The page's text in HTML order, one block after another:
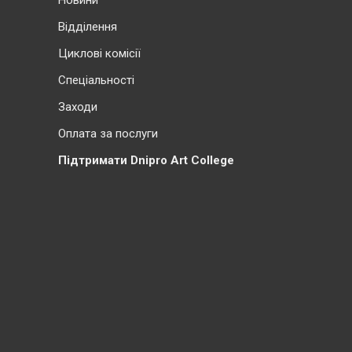
Відділення
Циклові комісії
Cпеціальності
Заходи
Оплата за послуги
Підтримати Dnipro Art College